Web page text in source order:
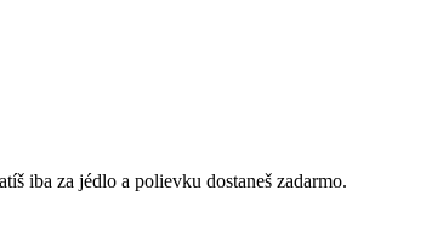
iba za jédlo a polievku dostaneš zadarmo.